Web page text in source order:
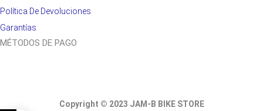
Política De Devoluciones
Garantías
MÉTODOS DE PAGO
Copyright © 2023 JAM-B BIKE STORE